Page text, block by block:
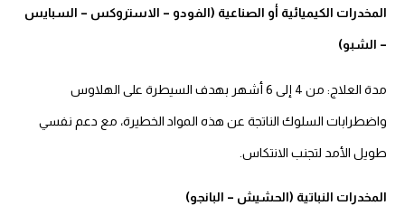
المخدرات الكيميائية أو الصناعية (الفودو – الاستروكس – السبايس
– الشبو)
مدة العلاج: من 4 إلى 6 أشهر بهدف السيطرة على الهلاوس
واضطرابات السلوك الناتجة عن هذه المواد الخطيرة، مع دعم نفسي
طويل الأمد لتجنب الانتكاس.
المخدرات النباتية (الحشيش – البانجو)